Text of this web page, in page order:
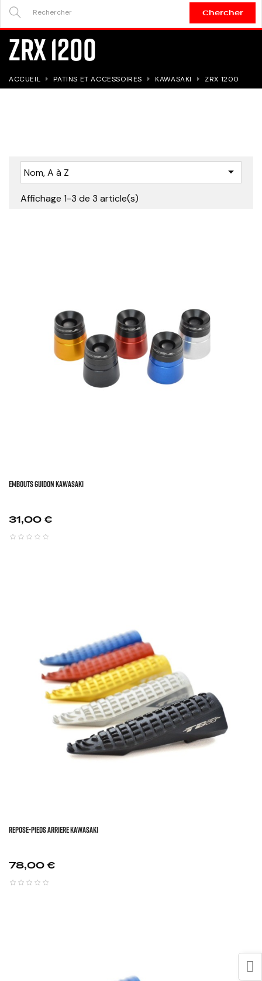
Chercher
ZRX 1200
ACCUEIL PATINS ET ACCESSOIRES KAWASAKI ZRX 1200
Nom, A à Z 
Affichage 1-3 de 3 article(s)
EMBOUTS GUIDON KAWASAKI
Prix
31,00 €
REPOSE-PIEDS ARRIERE KAWASAKI
Prix
78,00 €